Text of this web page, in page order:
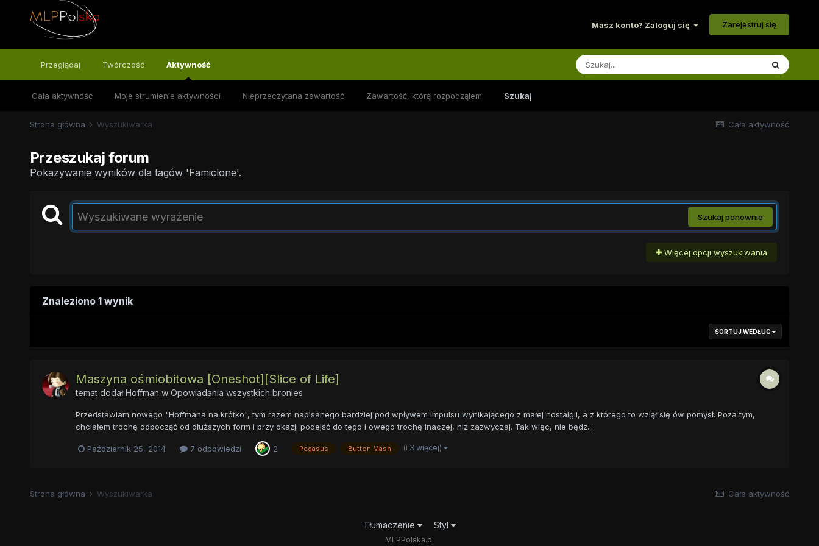
Masz konto? Zaloguj się Zarejestruj się
Przeglądaj Twórczość Aktywność
Cała aktywność Moje strumienie aktywności Nieprzeczytana zawartość Zawartość, którą rozpocząłem Szukaj
Cała aktywność
Strona główna Wyszukiwarka
Przeszukaj forum
Pokazywanie wyników dla tagów 'Famiclone'.
Szukaj ponownie
Więcej opcji wyszukiwania
Znaleziono 1 wynik
SORTUJ WEDŁUG
Maszyna ośmiobitowa [Oneshot][Slice of Life]
temat dodałHoffman w Opowiadania wszystkich bronies
Przedstawiam nowego "Hoffmana na krótko", tym razem napisanego bardziej pod wpływem impulsu wynikającego z małej nostalgii, a z którego to wziął się ów pomysł. Poza tym,
chciałem trochę odpocząć od dłuższych form i przy okazji podejść do tego i owego trochę inaczej, niż zazwyczaj. Tak więc, nie będz...
Październik 25, 2014 7 odpowiedzi 2 Pegasus Button Mash (i 3 więcej)
Cała aktywność
Strona główna Wyszukiwarka
Tłumaczenie Styl
MLPPolska.pl